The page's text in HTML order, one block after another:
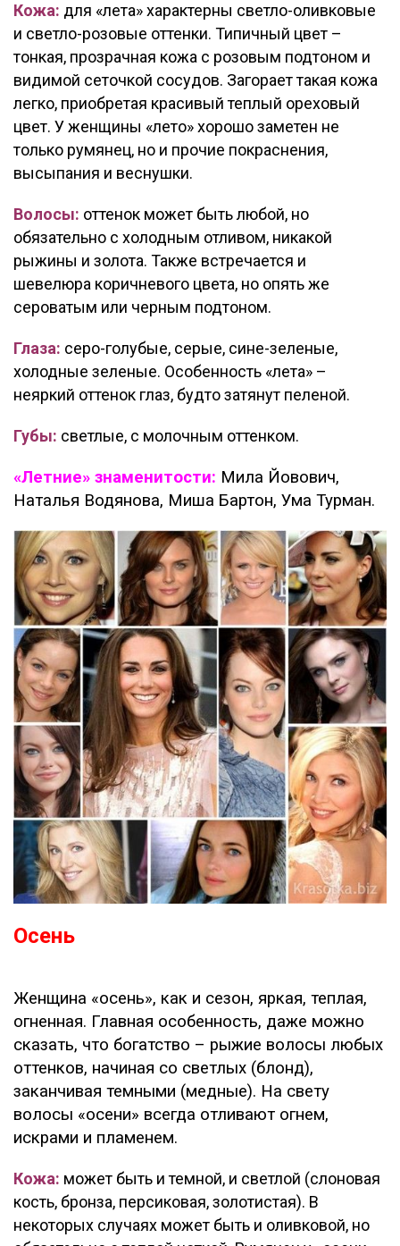
Кожа: для «лета» характерны светло-оливковые
и светло-розовые оттенки. Типичный цвет –
тонкая, прозрачная кожа с розовым подтоном и
видимой сеточкой сосудов. Загорает такая кожа
легко, приобретая красивый теплый ореховый
цвет. У женщины «лето» хорошо заметен не
только румянец, но и прочие покраснения,
высыпания и веснушки.
Волосы: оттенок может быть любой, но
обязательно с холодным отливом, никакой
рыжины и золота. Также встречается и
шевелюра коричневого цвета, но опять же
сероватым или черным подтоном.
Глаза: серо-голубые, серые, сине-зеленые,
холодные зеленые. Особенность «лета» –
неяркий оттенок глаз, будто затянут пеленой.
Губы: светлые, с молочным оттенком.
«Летние» знаменитости: Мила Йовович,
Наталья Водянова, Миша Бартон, Ума Турман.
Осень
Женщина «осень», как и сезон, яркая, теплая,
огненная. Главная особенность, даже можно
сказать, что богатство – рыжие волосы любых
оттенков, начиная со светлых (блонд),
заканчивая темными (медные). На свету
волосы «осени» всегда отливают огнем,
искрами и пламенем.
Кожа: может быть и темной, и светлой (слоновая
кость, бронза, персиковая, золотистая). В
некоторых случаях может быть и оливковой, но